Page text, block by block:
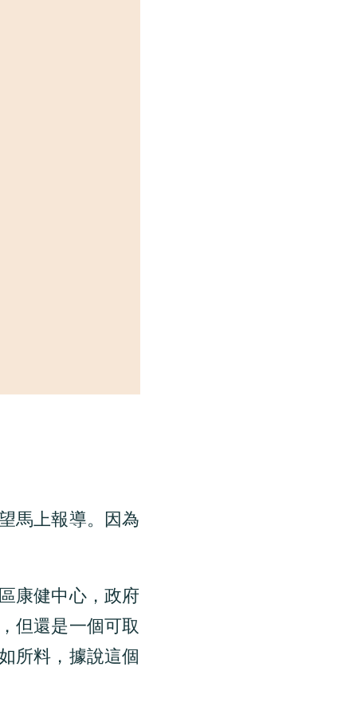
馬上報導。因為
康健中心，政府
但還是一個可取
所料，據說這個